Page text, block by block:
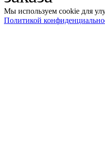
Мы используем cookie для
Политикой